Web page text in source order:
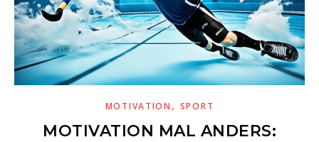
MOTIVATION , SPORT
MOTIVATION MAL ANDERS: